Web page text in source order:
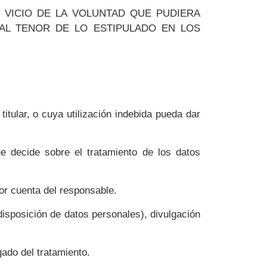
DE LA VOLUNTAD QUE PUDIERA
TENOR DE LO ESTIPULADO EN LOS
o cuya utilización indebida pueda dar
decide sobre el tratamiento de los datos
cuenta del responsable.
de datos personales), divulgación
del tratamiento.